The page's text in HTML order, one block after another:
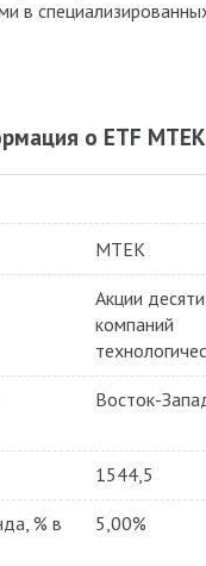
в
о ETF MTEK
MTEK
Акции
компаний
Восток-
1544,5
% в
5,00%